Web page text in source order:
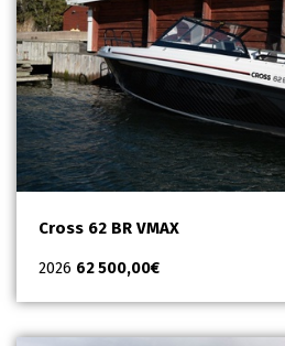
Cross 62 BR VMAX
2026 62 500,00€